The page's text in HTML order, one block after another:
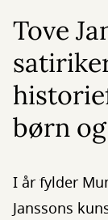
Tove
børn
I år fylder
Janssons